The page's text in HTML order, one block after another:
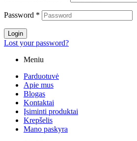
Password *
Login
Lost your password?
Meniu
Parduotuvė
Apie mus
Blogas
Kontaktai
Įsiminti produktai
Krepšelis
Mano paskyra